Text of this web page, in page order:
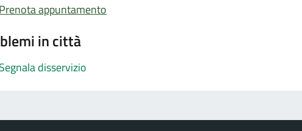
Prenota appuntamento
in città
Segnala disservizio